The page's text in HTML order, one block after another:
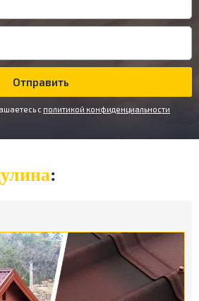
Отправить
c политикой конфиденциальности
: